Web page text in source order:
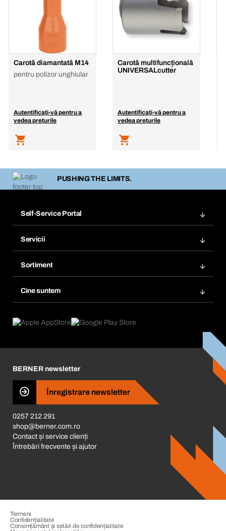
Carotă diamantată M14
pentru polizor unghiular
Autentificaţi-vă pentru a
vedea preţurile
Carotă multifuncțională
UNIVERSALcutter
Autentificaţi-vă pentru a
vedea preţurile
PUSHING THE LIMITS.
Self-Service Portal
Marcaje
Comandă din nou
Abonări
Servicii
Gestionarea substanțelor periculoase
eProcurement
Consilier produse
Sortiment
Cine suntem
Ce ne motivează
Business Conduct
BERNER newsletter
Înregistrare newsletter
0257 212 291
shop@berner.com.ro
Contact și service clienți
Întrebări frecvente și ajutor
Termeni
Confidențialitate
Consimțământ și setări de confidențialitate